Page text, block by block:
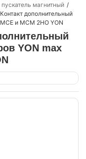
магнитный
дополнительный
и MCM 2НО YON
YON max